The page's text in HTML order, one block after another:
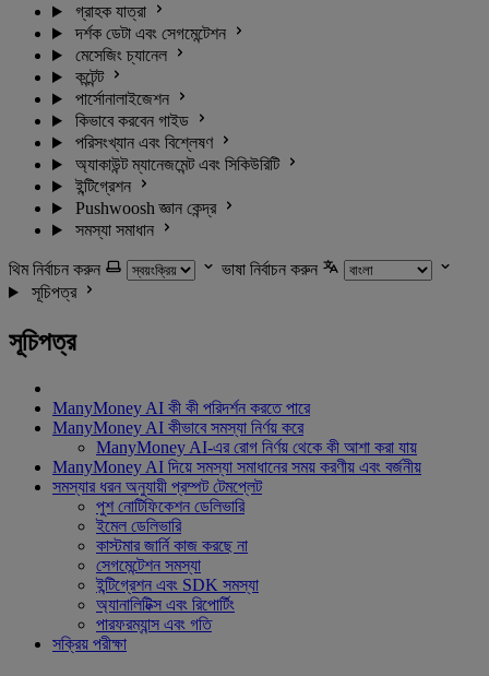
গ্রাহক যাত্রা
দর্শক ডেটা এবং সেগমেন্টেশন
মেসেজিং চ্যানেল
কন্টেন্ট
পার্সোনালাইজেশন
কিভাবে করবেন গাইড
পরিসংখ্যান এবং বিশ্লেষণ
অ্যাকাউন্ট ম্যানেজমেন্ট এবং সিকিউরিটি
ইন্টিগ্রেশন
Pushwoosh জ্ঞান কেন্দ্র
সমস্যা সমাধান
থিম নির্বাচন করুন
ভাষা নির্বাচন করুন
সূচিপত্র
সূচিপত্র
ManyMoney AI কী কী পরিদর্শন করতে পারে
ManyMoney AI কীভাবে সমস্যা নির্ণয় করে
ManyMoney AI-এর রোগ নির্ণয় থেকে কী আশা করা যায়
ManyMoney AI দিয়ে সমস্যা সমাধানের সময় করণীয় এবং বর্জনীয়
সমস্যার ধরন অনুযায়ী প্রম্পট টেমপ্লেট
পুশ নোটিফিকেশন ডেলিভারি
ইমেল ডেলিভারি
কাস্টমার জার্নি কাজ করছে না
সেগমেন্টেশন সমস্যা
ইন্টিগ্রেশন এবং SDK সমস্যা
অ্যানালিটিক্স এবং রিপোর্টিং
পারফরম্যান্স এবং গতি
সক্রিয় পরীক্ষা